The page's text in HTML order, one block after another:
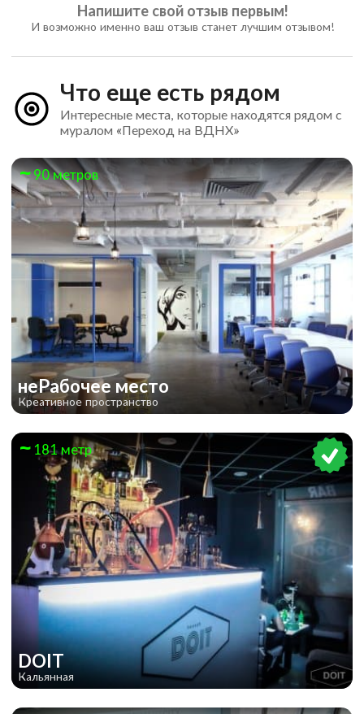
Напишите свой отзыв первым!
И возможно именно ваш отзыв станет лучшим отзывом!
Что еще есть рядом
Интересные места, которые находятся рядом с
муралом «Переход на ВДНХ»
90 метров
неРабочее место
Креативное пространство
181 метр
DOIT
Кальянная